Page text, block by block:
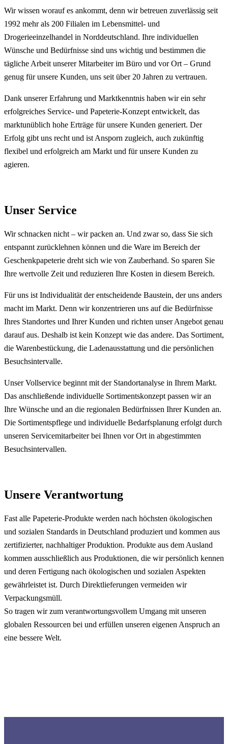
Wir wissen worauf es ankommt, denn wir betreuen zuverlässig seit
1992 mehr als 200 Filialen im Lebensmittel- und
Drogerieeinzelhandel in Norddeutschland. Ihre individuellen
Wünsche und Bedürfnisse sind uns wichtig und bestimmen die
tägliche Arbeit unserer Mitarbeiter im Büro und vor Ort – Grund
genug für unsere Kunden, uns seit über 20 Jahren zu vertrauen.
Dank unserer Erfahrung und Marktkenntnis haben wir ein sehr
erfolgreiches Service- und Papeterie-Konzept entwickelt, das
marktunüblich hohe Erträge für unsere Kunden generiert. Der
Erfolg gibt uns recht und ist Ansporn zugleich, auch zukünftig
flexibel und erfolgreich am Markt und für unsere Kunden zu
agieren.
Unser Service
Wir schnacken nicht – wir packen an. Und zwar so, dass Sie sich
entspannt zurücklehnen können und die Ware im Bereich der
Geschenkpapeterie dreht sich wie von Zauberhand. So sparen Sie
Ihre wertvolle Zeit und reduzieren Ihre Kosten in diesem Bereich.
Für uns ist Individualität der entscheidende Baustein, der uns anders
macht im Markt. Denn wir konzentrieren uns auf die Bedürfnisse
Ihres Standortes und Ihrer Kunden und richten unser Angebot genau
darauf aus. Deshalb ist kein Konzept wie das andere. Das Sortiment,
die Warenbestückung, die Ladenausstattung und die persönlichen
Besuchsintervalle.
Unser Vollservice beginnt mit der Standortanalyse in Ihrem Markt.
Das anschließende individuelle Sortimentskonzept passen wir an
Ihre Wünsche und an die regionalen Bedürfnissen Ihrer Kunden an.
Die Sortimentspflege und individuelle Bedarfsplanung erfolgt durch
unseren Servicemitarbeiter bei Ihnen vor Ort in abgestimmten
Besuchsintervallen.
Unsere Verantwortung
Fast alle Papeterie-Produkte werden nach höchsten ökologischen
und sozialen Standards in Deutschland produziert und kommen aus
zertifizierter, nachhaltiger Produktion. Produkte aus dem Ausland
kommen ausschließlich aus Produktionen, die wir persönlich kennen
und deren Fertigung nach ökologischen und sozialen Aspekten
gewährleistet ist. Durch Direktlieferungen vermeiden wir
Verpackungsmüll.
So tragen wir zum verantwortungsvollem Umgang mit unseren
globalen Ressourcen bei und erfüllen unseren eigenen Anspruch an
eine bessere Welt.